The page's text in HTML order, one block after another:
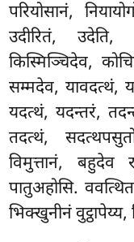
परियोसानं,
उदीरितं,
किस्मिञ्चिदेव,
सम्मदेव, यावदत्थं,
यदत्थं, यदन्तरं,
तदत्थं,
विमुत्तानं, बहुदेव
पातुअहोसि.
भिक्खुनीनं